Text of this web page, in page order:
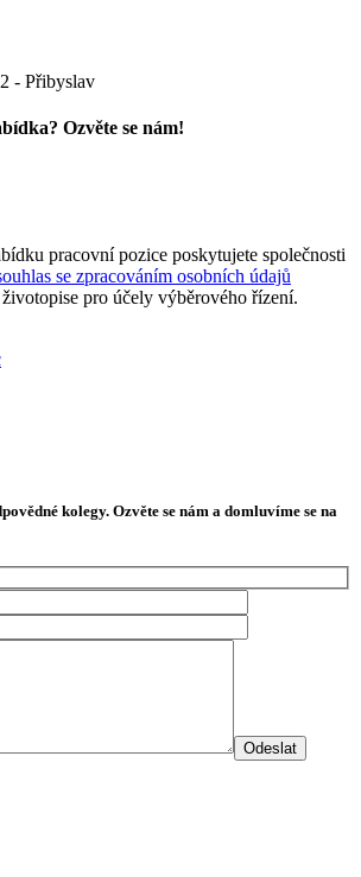
- Přibyslav
Ozvěte se nám!
pracovní pozice poskytujete společnosti
se zpracováním osobních údajů
pro účely výběrového řízení.
kolegy. Ozvěte se nám a domluvíme se na
Odeslat